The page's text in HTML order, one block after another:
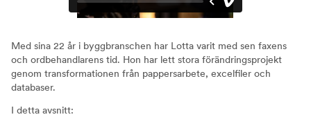
Med sina 22 år i byggbranschen har Lotta varit med sen faxens
och ordbehandlarens tid. Hon har lett stora förändringsprojekt
genom transformationen från pappersarbete, excelfiler och
databaser.
I detta avsnitt: